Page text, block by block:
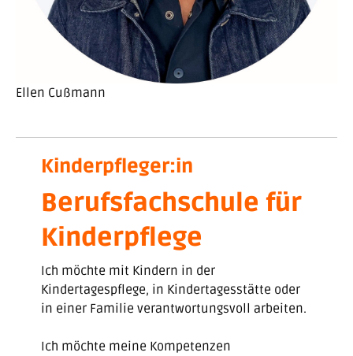
Ellen Cußmann
Kinderpfleger:in
Berufsfachschule für
Kinderpflege
Ich möchte mit Kindern in der
Kindertagespflege, in Kindertagesstätte oder
in einer Familie verantwortungsvoll arbeiten.
Ich möchte meine Kompetenzen